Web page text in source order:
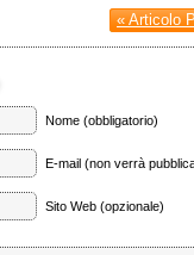
« Articolo
Nome (obbligatorio)
E-mail (non verrà
Sito Web (opzionale)